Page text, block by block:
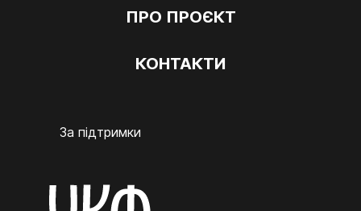
ПРО ПРОЄКТ
КОНТАКТИ
За підтримки